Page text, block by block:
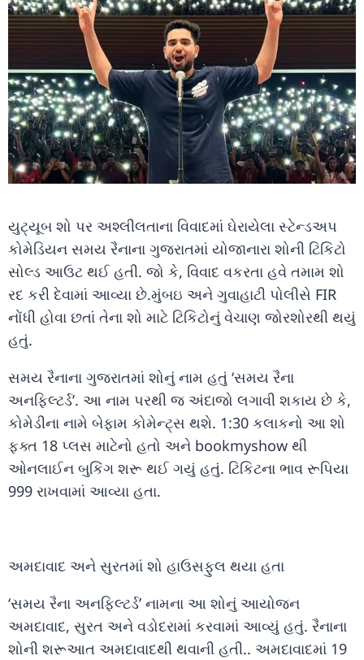
યુટ્યૂબ શો પર અશ્લીલતાના વિવાદમાં ઘેરાયેલા સ્ટેન્ડઅપ
કોમેડિયન સમય રૈનાના ગુજરાતમાં યોજાનારા શોની ટિકિટો
સોલ્ડ આઉટ થઈ હતી. જો કે, વિવાદ વકરતા હવે તમામ શો
રદ કરી દેવામાં આવ્યા છે.મુંબઇ અને ગુવાહાટી પોલીસે FIR
નોંધી હોવા છતાં તેના શો માટે ટિકિટોનું વેચાણ જોરશોરથી થયું
હતું.
સમય રૈનાના ગુજરાતમાં શોનું નામ હતું ‘સમય રૈના
અનફિલ્ટર્ડ’. આ નામ પરથી જ અંદાજો લગાવી શકાય છે કે,
કોમેડીના નામે બેફામ કોમેન્ટ્સ થશે. 1:30 કલાકનો આ શો
ફક્ત 18 પ્લસ માટેનો હતો અને bookmyshow થી
ઓનલાઈન બુકિંગ શરૂ થઈ ગયું હતું. ટિકિટના ભાવ રૂપિયા
999 રાખવામાં આવ્યા હતા.
અમદાવાદ અને સુરતમાં શો હાઉસફુલ થયા હતા
‘સમય રૈના અનફિલ્ટર્ડ’ નામના આ શોનું આયોજન
અમદાવાદ, સુરત અને વડોદરામાં કરવામાં આવ્યું હતું. રૈનાના
શોની શરૂઆત અમદાવાદથી થવાની હતી.. અમદાવાદમાં 19